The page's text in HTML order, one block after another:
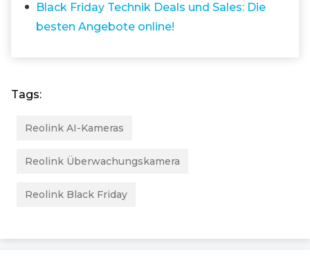
Black Friday Technik Deals und Sales: Die
besten Angebote online!
Tags:
Reolink AI-Kameras
Reolink Überwachungskamera
Reolink Black Friday